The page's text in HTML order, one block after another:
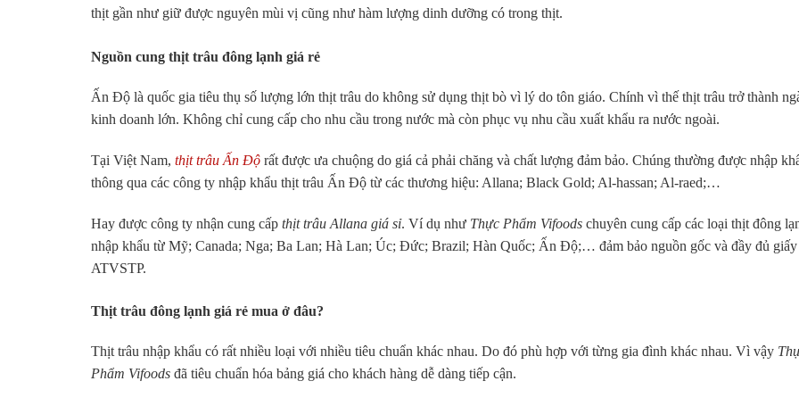
thịt gần như giữ được nguyên mùi vị cũng như hàm lượng dinh dưỡng có trong thịt.
Nguồn cung thịt trâu đông lạnh giá rẻ
Ấn Độ là quốc gia tiêu thụ số lượng lớn thịt trâu do không sử dụng thịt bò vì lý do tôn giáo. Chính vì thế thịt trâu trở thành
kinh doanh lớn. Không chỉ cung cấp cho nhu cầu trong nước mà còn phục vụ nhu cầu xuất khẩu ra nước ngoài.
Tại Việt Nam, thịt trâu Ấn Độ rất được ưa chuộng do giá cả phải chăng và chất lượng đảm bảo. Chúng thường được nhập
thông qua các công ty nhập khẩu thịt trâu Ấn Độ từ các thương hiệu: Allana; Black Gold; Al-hassan; Al-raed;…
Hay được công ty nhận cung cấp thịt trâu Allana giá sỉ. Ví dụ như Thực Phẩm Vifoods chuyên cung cấp các loại thịt đông
nhập khẩu từ Mỹ; Canada; Nga; Ba Lan; Hà Lan; Úc; Đức; Brazil; Hàn Quốc; Ấn Độ;… đảm bảo nguồn gốc và đầy đủ
ATVSTP.
Thịt trâu đông lạnh giá rẻ mua ở đâu?
Thịt trâu nhập khẩu có rất nhiều loại với nhiều tiêu chuẩn khác nhau. Do đó phù hợp với từng gia đình khác nhau. Vì vậy
Phẩm Vifoods đã tiêu chuẩn hóa bảng giá cho khách hàng dễ dàng tiếp cận.